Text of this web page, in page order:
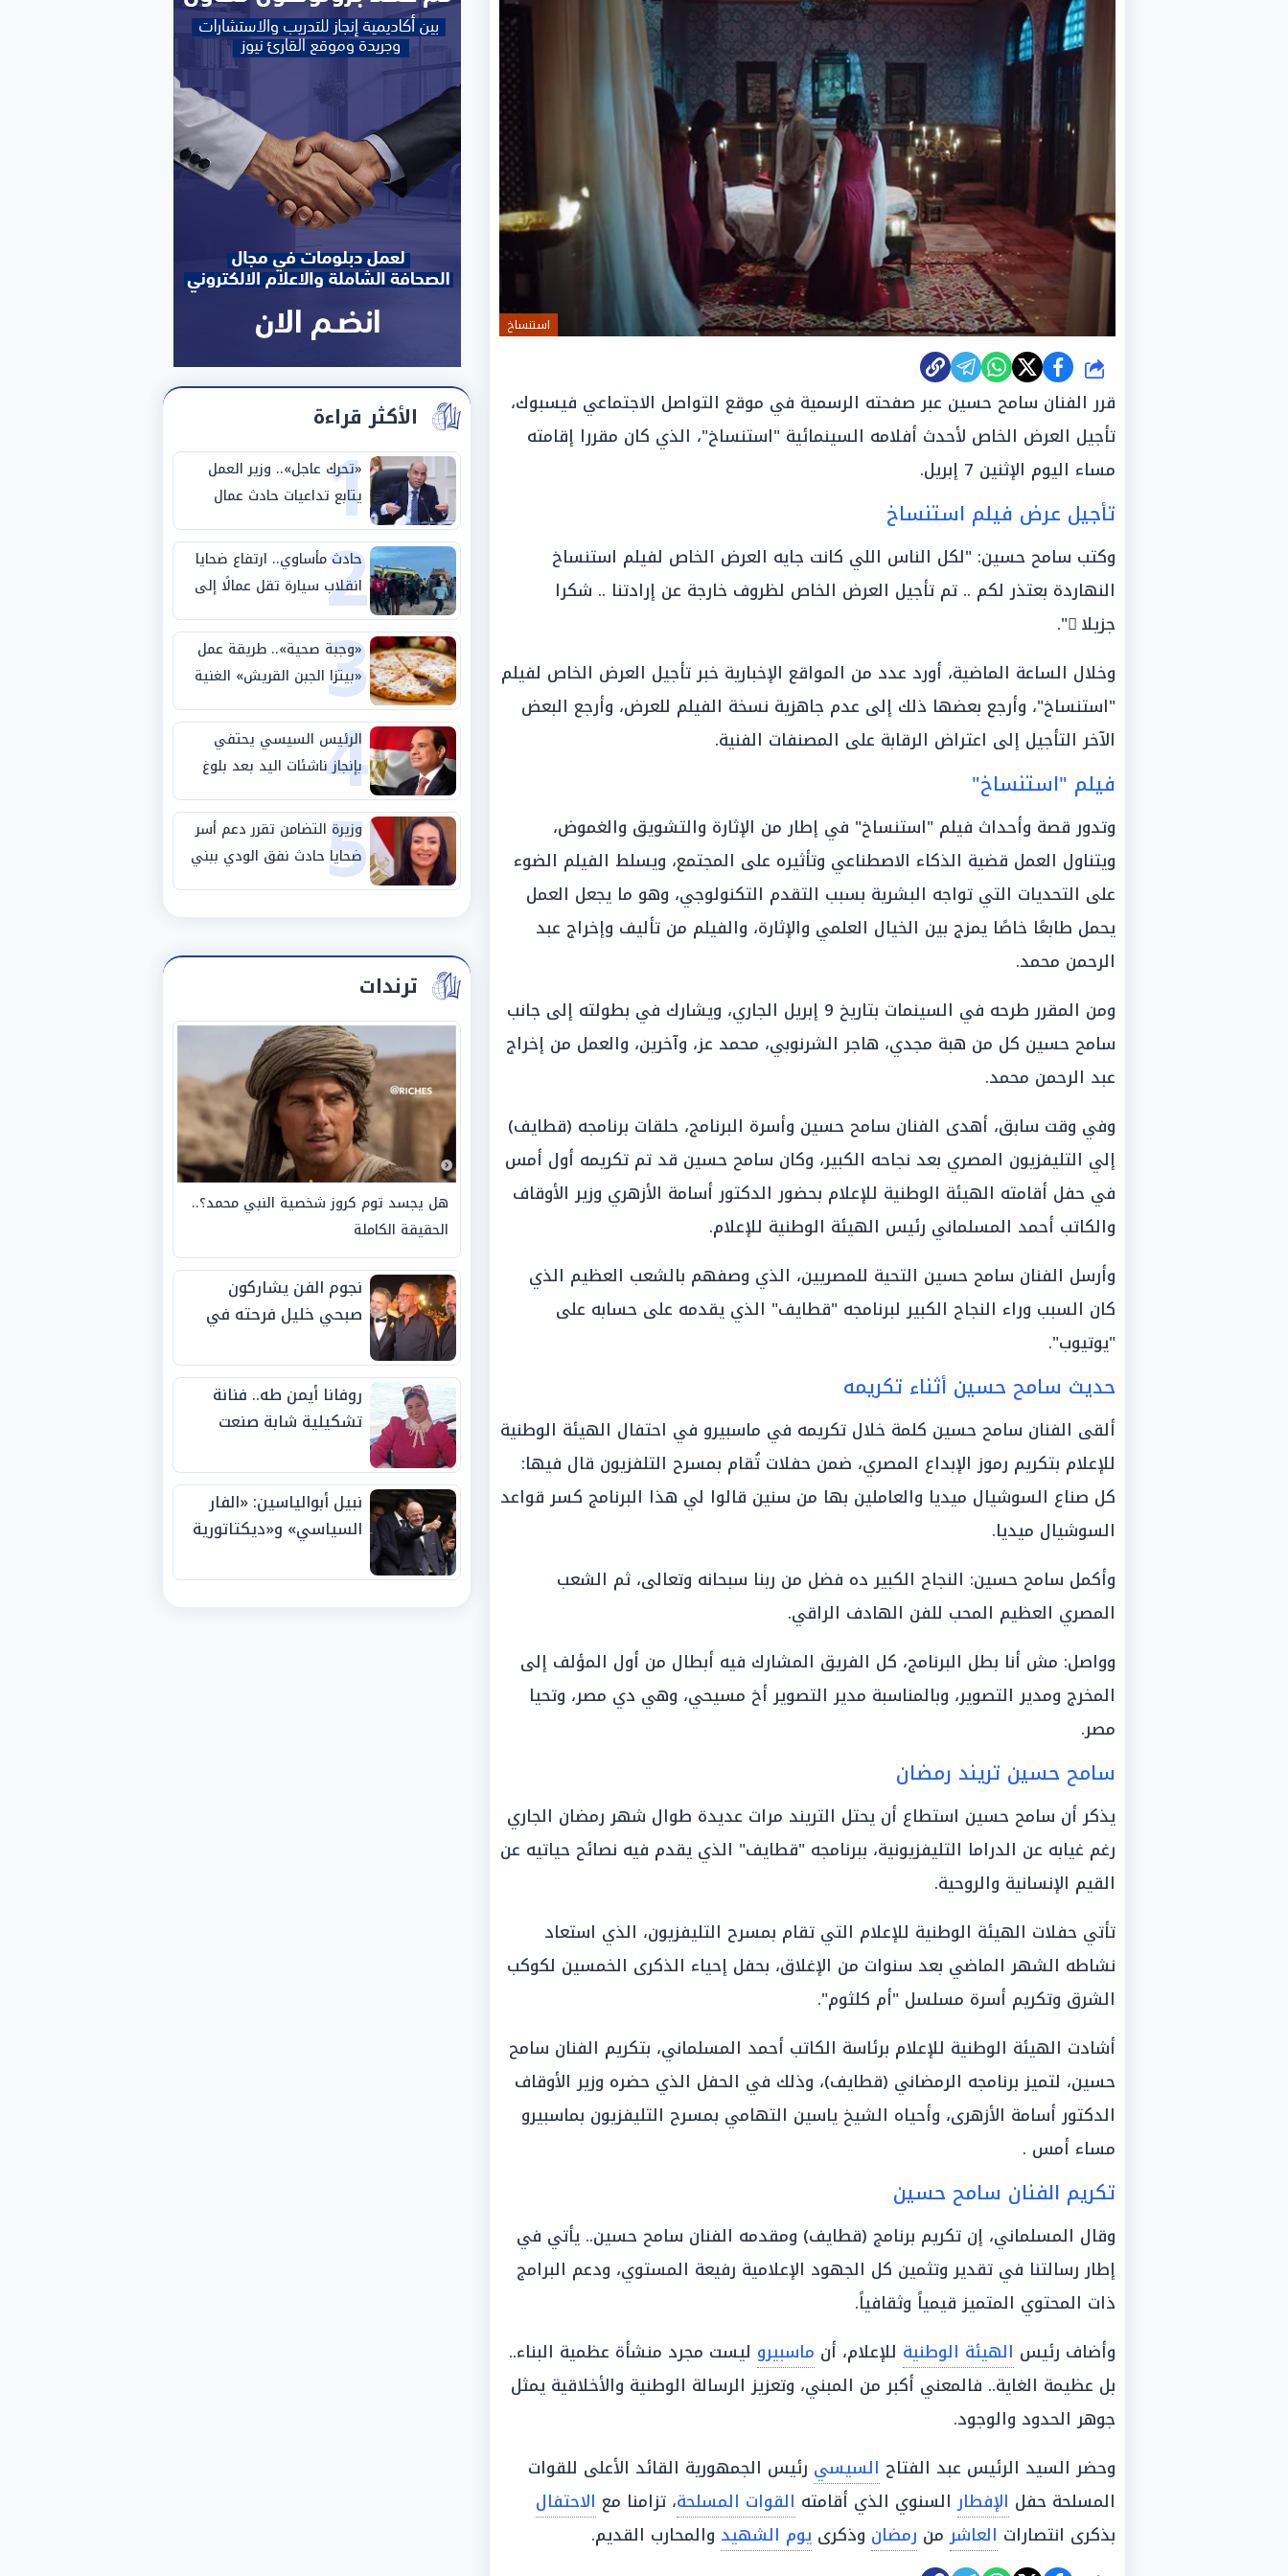
استنساخ
شارك
قرر الفنان سامح حسين عبر صفحته الرسمية في موقع التواصل الاجتماعي فيسبوك،
تأجيل العرض الخاص لأحدث أفلامه السينمائية "استنساخ"، الذي كان مقررا إقامته
مساء اليوم الإثنين 7 إبريل.
تأجيل عرض فيلم استنساخ
وكتب سامح حسين: "لكل الناس اللي كانت جايه العرض الخاص لفيلم استنساخ
النهاردة بعتذر لكم .. تم تأجيل العرض الخاص لظروف خارجة عن إرادتنا .. شكرا
جزيلا ً".
وخلال الساعة الماضية، أورد عدد من المواقع الإخبارية خبر تأجيل العرض الخاص لفيلم
"استنساخ"، وأرجع بعضها ذلك إلى عدم جاهزية نسخة الفيلم للعرض، وأرجع البعض
الآخر التأجيل إلى اعتراض الرقابة على المصنفات الفنية.
فيلم "استنساخ"
وتدور قصة وأحداث فيلم "استنساخ" في إطار من الإثارة والتشويق والغموض،
ويتناول العمل قضية الذكاء الاصطناعي وتأثيره على المجتمع، ويسلط الفيلم الضوء
على التحديات التي تواجه البشرية بسبب التقدم التكنولوجي، وهو ما يجعل العمل
يحمل طابعًا خاصًا يمزج بين الخيال العلمي والإثارة، والفيلم من تأليف وإخراج عبد
الرحمن محمد.
ومن المقرر طرحه في السينمات بتاريخ 9 إبريل الجاري، ويشارك في بطولته إلى جانب
سامح حسين كل من هبة مجدي، هاجر الشرنوبي، محمد عز، وآخرين، والعمل من إخراج
عبد الرحمن محمد.
وفي وقت سابق، أهدى الفنان سامح حسين وأسرة البرنامج، حلقات برنامجه (قطايف)
إلي التليفزيون المصري بعد نجاحه الكبير، وكان سامح حسين قد تم تكريمه أول أمس
في حفل أقامته الهيئة الوطنية للإعلام بحضور الدكتور أسامة الأزهري وزير الأوقاف
والكاتب أحمد المسلماني رئيس الهيئة الوطنية للإعلام.
وأرسل الفنان سامح حسين التحية للمصريين، الذي وصفهم بالشعب العظيم الذي
كان السبب وراء النجاح الكبير لبرنامجه "قطايف" الذي يقدمه على حسابه على
"يوتيوب".
حديث سامح حسين أثناء تكريمه
ألقى الفنان سامح حسين كلمة خلال تكريمه في ماسبيرو في احتفال الهيئة الوطنية
للإعلام بتكريم رموز الإبداع المصري، ضمن حفلات تُقام بمسرح التلفزيون قال فيها:
كل صناع السوشيال ميديا والعاملين بها من سنين قالوا لي هذا البرنامج كسر قواعد
السوشيال ميديا.
وأكمل سامح حسين: النجاح الكبير ده فضل من ربنا سبحانه وتعالى، ثم الشعب
المصري العظيم المحب للفن الهادف الراقي.
وواصل: مش أنا بطل البرنامج، كل الفريق المشارك فيه أبطال من أول المؤلف إلى
المخرج ومدير التصوير، وبالمناسبة مدير التصوير أخ مسيحي، وهي دي مصر، وتحيا
مصر.
سامح حسين تريند رمضان
يذكر أن سامح حسين استطاع أن يحتل التريند مرات عديدة طوال شهر رمضان الجاري
رغم غيابه عن الدراما التليفزيونية، ببرنامجه "قطايف" الذي يقدم فيه نصائح حياتيه عن
القيم الإنسانية والروحية.
تأتي حفلات الهيئة الوطنية للإعلام التي تقام بمسرح التليفزيون، الذي استعاد
نشاطه الشهر الماضي بعد سنوات من الإغلاق، بحفل إحياء الذكرى الخمسين لكوكب
الشرق وتكريم أسرة مسلسل "أم كلثوم".
أشادت الهيئة الوطنية للإعلام برئاسة الكاتب أحمد المسلماني، بتكريم الفنان سامح
حسين، لتميز برنامجه الرمضاني (قطايف)، وذلك في الحفل الذي حضره وزير الأوقاف
الدكتور أسامة الأزهرى، وأحياه الشيخ ياسين التهامي بمسرح التليفزيون بماسبيرو
مساء أمس .
تكريم الفنان سامح حسين
وقال المسلماني، إن تكريم برنامج (قطايف) ومقدمه الفنان سامح حسين.. يأتي في
إطار رسالتنا في تقدير وتثمين كل الجهود الإعلامية رفيعة المستوي، ودعم البرامج
ذات المحتوي المتميز قيمياً وثقافياً.
وأضاف رئيس الهيئة الوطنية للإعلام، أن ماسبيرو ليست مجرد منشأة عظمية البناء..
بل عظيمة الغاية.. فالمعني أكبر من المبني، وتعزيز الرسالة الوطنية والأخلاقية يمثل
جوهر الحدود والوجود.
وحضر السيد الرئيس عبد الفتاح السيسي رئيس الجمهورية القائد الأعلى للقوات
المسلحة حفل الإفطارالسنوي الذي أقامته القوات المسلحة، تزامنا مع الاحتفال
بذكرى انتصارات العاشرمن رمضان وذكرى يوم الشهيد والمحارب القديم.
الأكثر قراءة
1
«تحرك عاجل».. وزير العمل
يتابع تداعيات حادث عمال
طريق بني سويف الصحراوي
2
حادث مأساوي.. ارتفاع ضحايا
انقلاب سيارة تقل عمالًا إلى
14 شخصًا
3
«وجبة صحية».. طريقة عمل
«بيتزا الجبن القريش» الغنية
بالبروتين
4
الرئيس السيسي يحتفي
بإنجاز ناشئات اليد بعد بلوغ
نصف نهائي كأس العالم
5
وزيرة التضامن تقرر دعم أسر
ضحايا حادث نفق الودي ببني
سويف
ترندات
هل يجسد توم كروز شخصية النبي محمد؟..
الحقيقة الكاملة
نجوم الفن يشاركون
صبحي خليل فرحته في
روفانا أيمن طه.. فنانة
تشكيلية شابة صنعت
الجوائز منذ الصغر
نبيل أبوالياسين: «الفار
السياسي» و«ديكتاتورية
الفيفا».. وإقالة